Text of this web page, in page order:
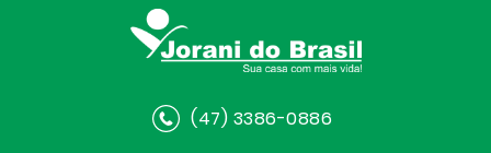
(47) 3386-0886